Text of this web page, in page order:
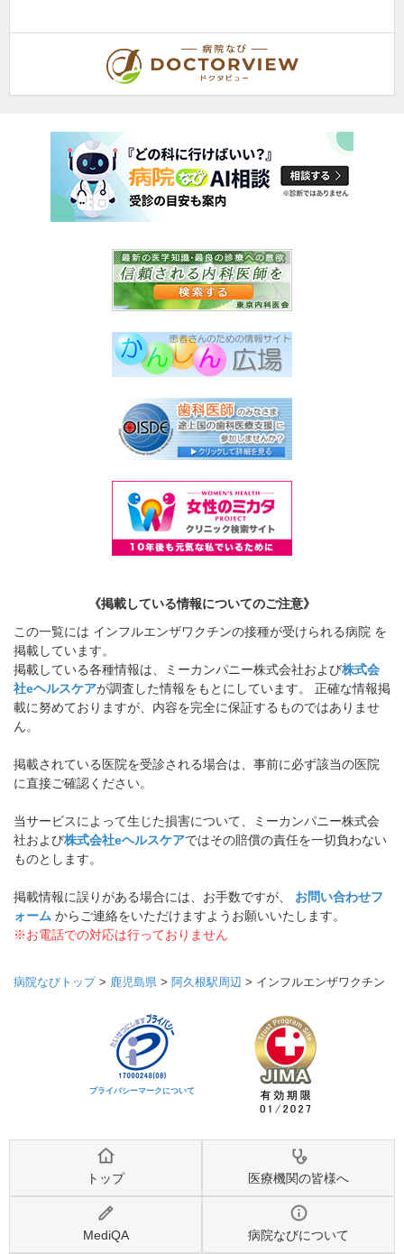
《掲載している情報についてのご注意》
この一覧には インフルエンザワクチンの接種が受けられる病院 を
掲載しています。
掲載している各種情報は、ミーカンパニー株式会社および株式会
社eヘルスケアが調査した情報をもとにしています。 正確な情報掲
載に努めておりますが、内容を完全に保証するものではありませ
ん。
掲載されている医院を受診される場合は、事前に必ず該当の医院
に直接ご確認ください。
当サービスによって生じた損害について、ミーカンパニー株式会
社および株式会社eヘルスケアではその賠償の責任を一切負わない
ものとします。
掲載情報に誤りがある場合には、お手数ですが、 お問い合わせフ
ォーム からご連絡をいただけますようお願いいたします。
※お電話での対応は行っておりません
病院なびトップ> 鹿児島県 > 阿久根駅周辺 > インフルエンザワクチン
プライバシーマークについて
トップ 医療機関の皆様へ
MediQA 病院なびについて